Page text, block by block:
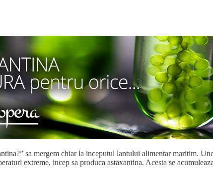
sa mergem chiar la inceputul lantului alimentar maritim.
extreme, incep sa produca astaxantina. Acesta se